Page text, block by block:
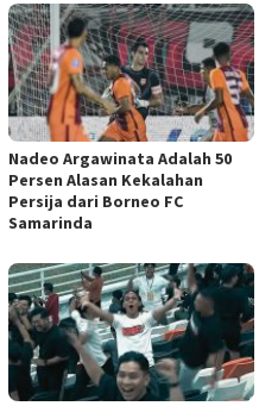
Nadeo Argawinata Adalah 50
Persen Alasan Kekalahan
Persija dari Borneo FC
Samarinda